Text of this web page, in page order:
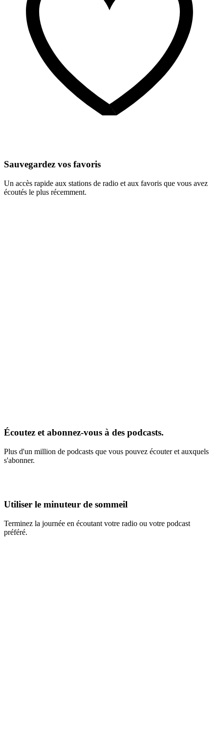
Sauvegardez vos favoris
Un accès rapide aux stations de radio et aux favoris que vous avez
écoutés le plus récemment.
Écoutez et abonnez-vous à des podcasts.
Plus d'un million de podcasts que vous pouvez écouter et auxquels
s'abonner.
Utiliser le minuteur de sommeil
Terminez la journée en écoutant votre radio ou votre podcast
préféré.